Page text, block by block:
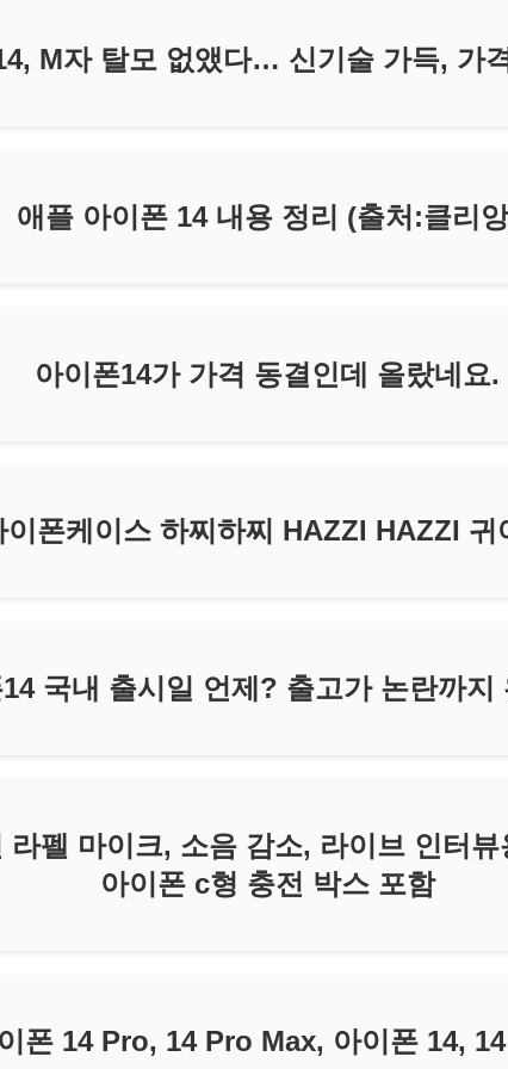
M자 탈모 없앴다… 신기술 가득, 가
애플 아이폰 14 내용 정리 (출처:클리
아이폰14가 가격 동결인데 올랐네요.
이폰케이스 하찌하찌 HAZZI HAZZI 귀
국내 출시일 언제? 출고가 논란까지
펠 마이크, 소음 감소, 라이브 인터뷰
아이폰 c형 충전 박스 포함
폰 14 Pro, 14 Pro Max, 아이폰 14,